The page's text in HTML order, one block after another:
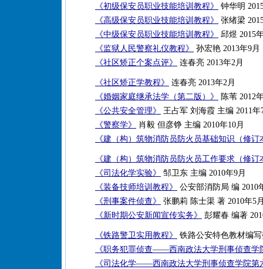
《初级保安员职业技能培训教程》
钟华明
《高级保安员职业技能培训教程》
张绪梁
《中级保安员职业技能培训教程》
邱煜 2015
《监狱人民警察礼仪教程》
孙宏艳 2013年9月
《社区矫正个案点评》
连春亮 2013年2月
《社区矫正学教程》
连春亮 2013年2月
《婚姻家庭继承法学（第二版）》
陈苇 2012
《公共安全管理》
王占军 刘海霞 主编 2011年
《警察学》
肖毅 但彦铮 主编 2010年10月
《建（构）筑物消防员防火员基础知识（修订
《建（构）筑物消防员防火员工作要求（修订
《司法化学实验》
邹卫东 主编 2010年9月
《装备技师培训教程》
公安部消防局 编 2010
《刑事案件侦查》
张鹏莉 陈士渠 著 2010年5
《新时期公安新闻宣传实务》
彭耀春 编著
《铁路警卫实用教程》
铁路公安特色教材编
《职务犯罪侦查——西南政法大学刑事侦查学
《司法化学——西南政法大学刑事侦查学院第